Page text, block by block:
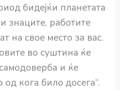
бидејќи планетата
знаците, работите
на свое место за вас.
во суштина ќе
и ќе
кога било досега“.